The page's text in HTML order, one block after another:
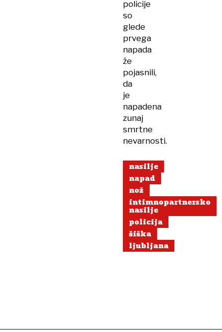
policije
so
glede
prvega
napada
že
pojasnili,
da
je
napadena
zunaj
smrtne
nevarnosti.
nasilje
napad
nož
intimnopartnersko
nasilje
policija
šiška
ljubljana